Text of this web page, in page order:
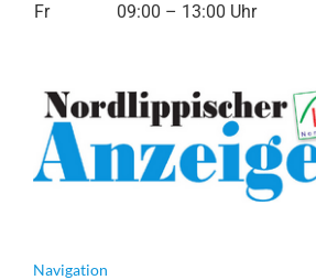
Fr
09:00 – 13:00 Uhr
Navigation